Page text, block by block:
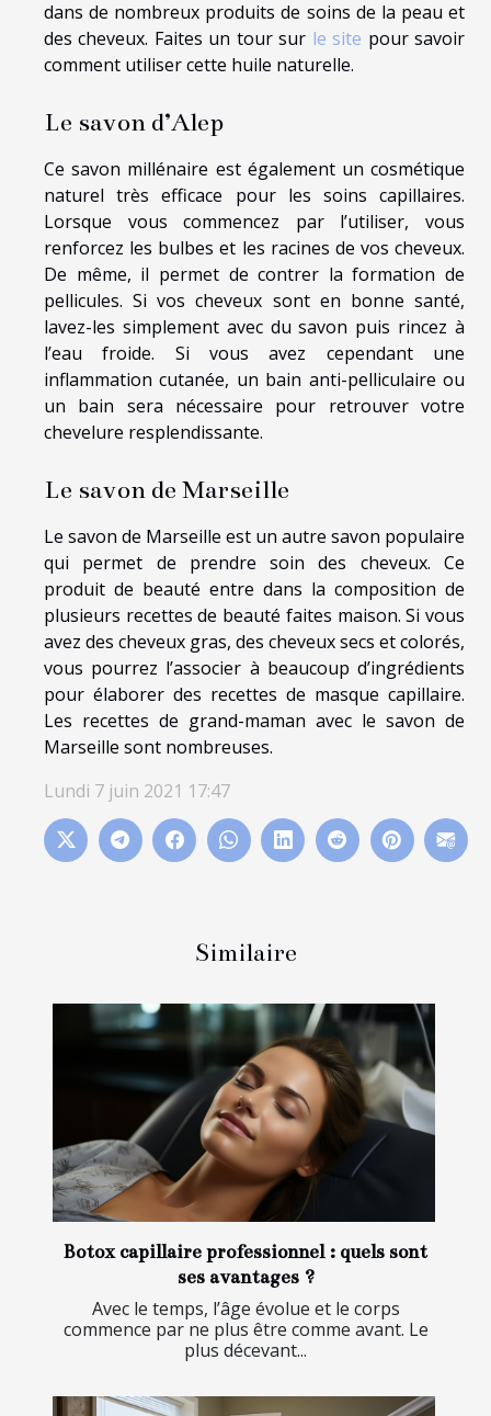
Similaire
Botox capillaire professionnel : quels sont
ses avantages ?
Avec le temps, l’âge évolue et le corps
commence par ne plus être comme avant. Le
plus décevant...
dans de nombreux produits de soins de la peau et
des cheveux. Faites un tour sur le site pour savoir
comment utiliser cette huile naturelle.
Le savon d’Alep
Ce savon millénaire est également un cosmétique
naturel très efficace pour les soins capillaires.
Lorsque vous commencez par l’utiliser, vous
renforcez les bulbes et les racines de vos cheveux.
De même, il permet de contrer la formation de
pellicules. Si vos cheveux sont en bonne santé,
lavez-les simplement avec du savon puis rincez à
l’eau froide. Si vous avez cependant une
inflammation cutanée, un bain anti-pelliculaire ou
un bain sera nécessaire pour retrouver votre
chevelure resplendissante.
Le savon de Marseille
Le savon de Marseille est un autre savon populaire
qui permet de prendre soin des cheveux. Ce
produit de beauté entre dans la composition de
plusieurs recettes de beauté faites maison. Si vous
avez des cheveux gras, des cheveux secs et colorés,
vous pourrez l’associer à beaucoup d’ingrédients
pour élaborer des recettes de masque capillaire.
Les recettes de grand-maman avec le savon de
Marseille sont nombreuses.
Lundi 7 juin 2021 17:47